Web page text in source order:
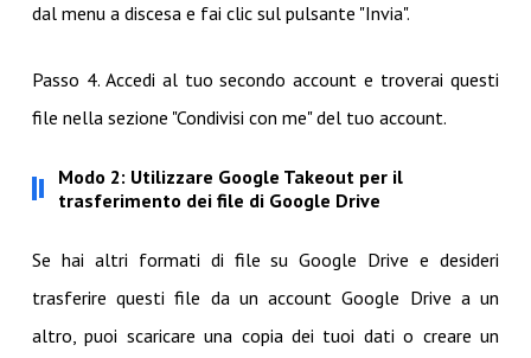
dal menu a discesa e fai clic sul pulsante "Invia".
Passo 4. Accedi al tuo secondo account e troverai questi
file nella sezione "Condivisi con me" del tuo account.
Modo 2: Utilizzare Google Takeout per il
trasferimento dei file di Google Drive
Se hai altri formati di file su Google Drive e desideri
trasferire questi file da un account Google Drive a un
altro, puoi scaricare una copia dei tuoi dati o creare un